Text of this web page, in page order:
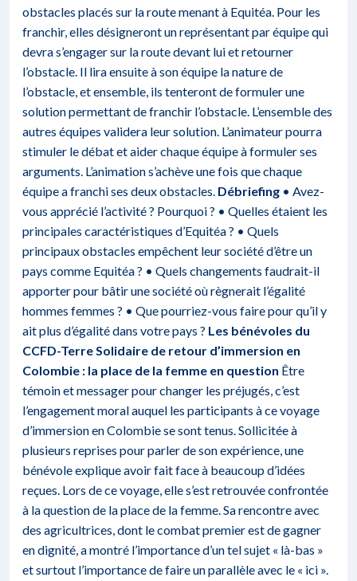
obstacles placés sur la route menant à Equitéa. Pour les
franchir, elles désigneront un représentant par équipe qui
devra s’engager sur la route devant lui et retourner
l’obstacle. Il lira ensuite à son équipe la nature de
l’obstacle, et ensemble, ils tenteront de formuler une
solution permettant de franchir l’obstacle. L’ensemble des
autres équipes validera leur solution. L’animateur pourra
stimuler le débat et aider chaque équipe à formuler ses
arguments. L’animation s’achève une fois que chaque
équipe a franchi ses deux obstacles. Débriefing • Avez-
vous apprécié l’activité ? Pourquoi ? • Quelles étaient les
principales caractéristiques d’Equitéa ? • Quels
principaux obstacles empêchent leur société d’être un
pays comme Equitéa ? • Quels changements faudrait-il
apporter pour bâtir une société où règnerait l’égalité
hommes femmes ? • Que pourriez-vous faire pour qu’il y
ait plus d’égalité dans votre pays ? Les bénévoles du
CCFD-Terre Solidaire de retour d’immersion en
Colombie : la place de la femme en question Être
témoin et messager pour changer les préjugés, c’est
l’engagement moral auquel les participants à ce voyage
d’immersion en Colombie se sont tenus. Sollicitée à
plusieurs reprises pour parler de son expérience, une
bénévole explique avoir fait face à beaucoup d’idées
reçues. Lors de ce voyage, elle s’est retrouvée confrontée
à la question de la place de la femme. Sa rencontre avec
des agricultrices, dont le combat premier est de gagner
en dignité, a montré l’importance d’un tel sujet « là-bas »
et surtout l’importance de faire un parallèle avec le « ici ».